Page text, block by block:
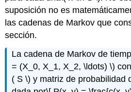
suposición no es
las cadenas de Markov que
sección.
La cadena de Markov de
= (X_0, X_1, X_2, \ldots) \)
( S \) y matriz de probabilidad